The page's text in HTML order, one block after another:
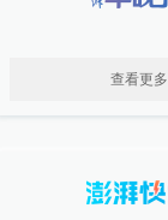
查看更多